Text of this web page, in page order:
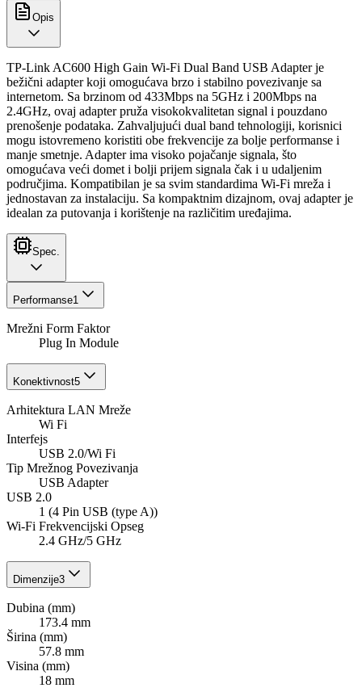
Opis
TP-Link AC600 High Gain Wi-Fi Dual Band USB Adapter je
bežični adapter koji omogućava brzo i stabilno povezivanje sa
internetom. Sa brzinom od 433Mbps na 5GHz i 200Mbps na
2.4GHz, ovaj adapter pruža visokokvalitetan signal i pouzdano
prenošenje podataka. Zahvaljujući dual band tehnologiji, korisnici
mogu istovremeno koristiti obe frekvencije za bolje performanse i
manje smetnje. Adapter ima visoko pojačanje signala, što
omogućava veći domet i bolji prijem signala čak i u udaljenim
područjima. Kompatibilan je sa svim standardima Wi-Fi mreža i
jednostavan za instalaciju. Sa kompaktnim dizajnom, ovaj adapter je
idealan za putovanja i korištenje na različitim uređajima.
Spec.
Performanse1
Mrežni Form Faktor
Plug In Module
Konektivnost5
Arhitektura LAN Mreže
Wi Fi
Interfejs
USB 2.0/Wi Fi
Tip Mrežnog Povezivanja
USB Adapter
USB 2.0
1 (4 Pin USB (type A))
Wi-Fi Frekvencijski Opseg
2.4 GHz/5 GHz
Dimenzije3
Dubina (mm)
173.4 mm
Širina (mm)
57.8 mm
Visina (mm)
18 mm